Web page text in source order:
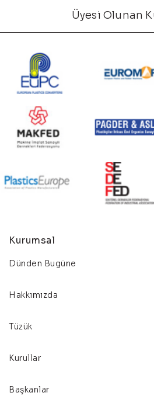
Üyesi Olunan
Kurumsal
Dünden Bugüne
Hakkımızda
Tüzük
Kurullar
Başkanlar